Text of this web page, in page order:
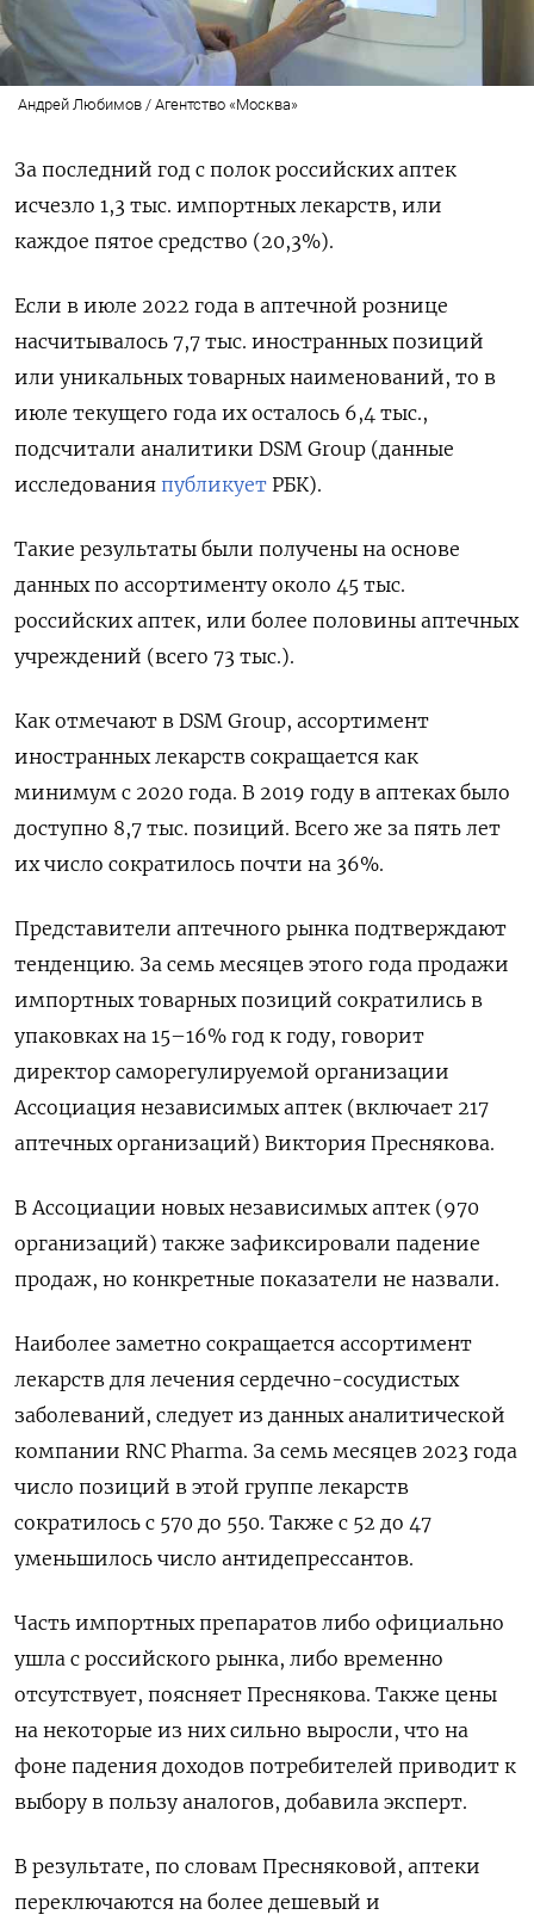
Андрей Любимов / Агентство «Москва»
За последний год с полок российских аптек
исчезло 1,3 тыс. импортных лекарств, или
каждое пятое средство (20,3%).
Если в июле 2022 года в аптечной рознице
насчитывалось 7,7 тыс. иностранных позиций
или уникальных товарных наименований, то в
июле текущего года их осталось 6,4 тыс.,
подсчитали аналитики DSM Group (данные
исследования публикует РБК).
Такие результаты были получены на основе
данных по ассортименту около 45 тыс.
российских аптек, или более половины аптечных
учреждений (всего 73 тыс.).
Как отмечают в DSM Group, ассортимент
иностранных лекарств сокращается как
минимум с 2020 года. В 2019 году в аптеках было
доступно 8,7 тыс. позиций. Всего же за пять лет
их число сократилось почти на 36%.
Представители аптечного рынка подтверждают
тенденцию. За семь месяцев этого года продажи
импортных товарных позиций сократились в
упаковках на 15–16% год к году, говорит
директор саморегулируемой организации
Ассоциация независимых аптек (включает 217
аптечных организаций) Виктория Преснякова.
В Ассоциации новых независимых аптек (970
организаций) также зафиксировали падение
продаж, но конкретные показатели не назвали.
Наиболее заметно сокращается ассортимент
лекарств для лечения сердечно-сосудистых
заболеваний, следует из данных аналитической
компании RNC Pharma. За семь месяцев 2023 года
число позиций в этой группе лекарств
сократилось с 570 до 550. Также с 52 до 47
уменьшилось число антидепрессантов.
Часть импортных препаратов либо официально
ушла с российского рынка, либо временно
отсутствует, поясняет Преснякова. Также цены
на некоторые из них сильно выросли, что на
фоне падения доходов потребителей приводит к
выбору в пользу аналогов, добавила эксперт.
В результате, по словам Пресняковой, аптеки
переключаются на более дешевый и